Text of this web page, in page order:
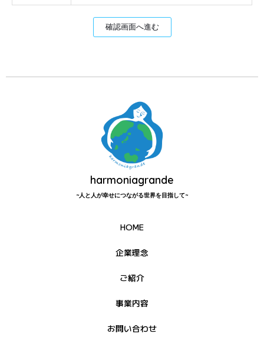
harmoniagrande
~人と人が幸せにつながる世界を目指して~
HOME
企業理念
ご紹介
事業内容
お問い合わせ